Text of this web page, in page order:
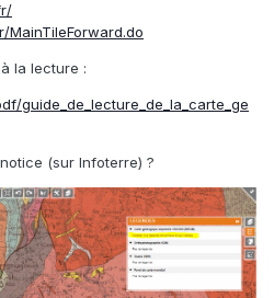
la lecture :
guide_de_lecture_de_la_carte_ge
(sur Infoterre) ?